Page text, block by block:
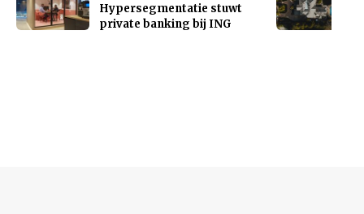
Hypersegmentatie stuwt
private banking bij ING